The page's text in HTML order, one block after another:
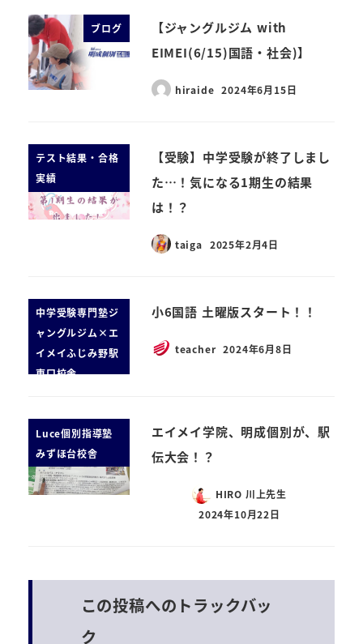
ブログ
【ジャングルジム with
EIMEI(6/15)国語・社会)】
hiraide 2024年6月15日
テスト結果・合格
実績
【受験】中学受験が終了しまし
た…！気になる1期生の結果
は！？
taiga 2025年2月4日
中学受験専門塾ジ
ャングルジム×エ
イメイふじみ野駅
東口校舎
小6国語 土曜版スタート！！
teacher 2024年6月8日
Luce個別指導塾
みずほ台校舎
エイメイ学院、明成個別が、駅
伝大会！？
HIRO 川上先生
2024年10月22日
この投稿へのトラックバッ
ク